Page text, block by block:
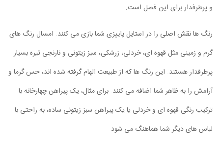
و پرطرفدار برای این فصل است.
رنگ ها نقش اصلی را در استایل پاییزی شما بازی می کنند. امسال رنگ های
گرم و زمینی مثل قهوه ای، خردلی، زرشکی، سبز زیتونی و نارنجی تیره بسیار
پرطرفدار هستند. این رنگ ها که از طبیعت الهام گرفته شده اند، حس گرما و
آرامش را به ظاهر شما اضافه می کنند. برای مثال، یک پیراهن چهارخانه با
ترکیب رنگی قهوه ای و خردلی یا یک پیراهن سبز زیتونی ساده، به راحتی با
لباس های دیگر شما هماهنگ می شود.